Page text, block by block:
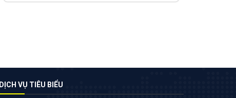
DỊCH VỤ TIÊU BIỂU